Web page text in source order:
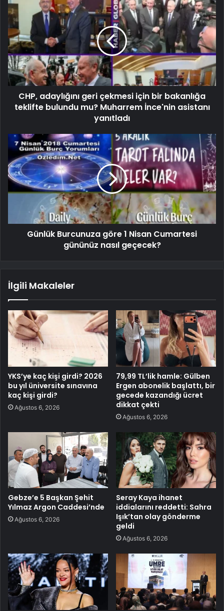
CHP, adaylığını geri çekmesi için bir bakanlığa
teklifte bulundu mu? Muharrem İnce'nin asistanı
yanıtladı
Günlük Burcunuza göre 1 Nisan Cumartesi
gününüz nasıl geçecek?
İlgili Makaleler
YKS’ye kaç kişi girdi? 2026
bu yıl üniversite sınavına
kaç kişi girdi?
Ağustos 6, 2026
79,99 TL’lik hamle: Gülben
Ergen abonelik başlattı, bir
gecede kazandığı ücret
dikkat çekti
Ağustos 6, 2026
Gebze’e 5 Başkan Şehit
Yılmaz Argon Caddesi’nde
Ağustos 6, 2026
Seray Kaya ihanet
iddialarını reddetti: Sahra
Işık’tan olay gönderme
geldi
Ağustos 6, 2026